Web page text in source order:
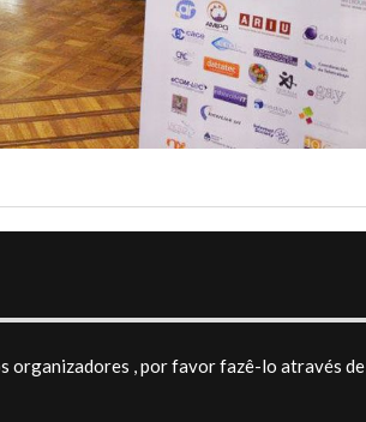
organizadores , por favor fazê-lo através de